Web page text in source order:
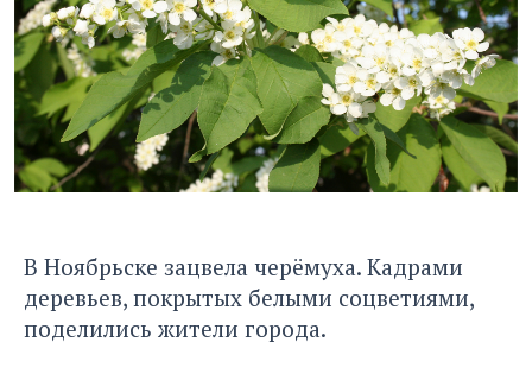
В Ноябрьске зацвела черёмуха. Кадрами
деревьев, покрытых белыми соцветиями,
поделились жители города.